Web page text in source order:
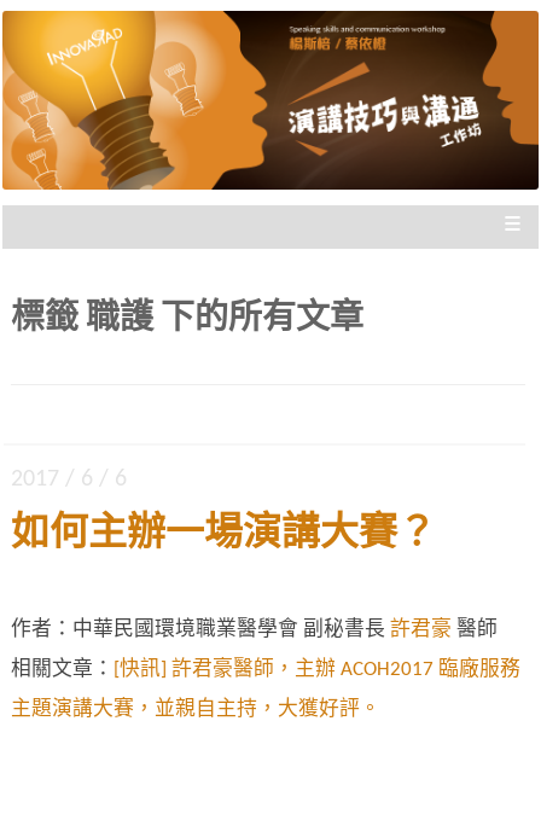
演講技巧與溝通工作坊 |
新思惟國際
楊斯棓與蔡依橙親自講授，理念型
與專業型演講的規劃重點，並有實
際上台互動機會，讓你在與群眾互
≡
標籤 職護下的所有文章
2017 / 6 / 6
如何主辦一場演講大賽？
作者：中華民國環境職業醫學會 副秘書長 許君豪 醫師
相關文章： [快訊] 許君豪醫師，主辦 ACOH2017 臨廠服務
主題演講大賽，並親自主持，大獲好評。